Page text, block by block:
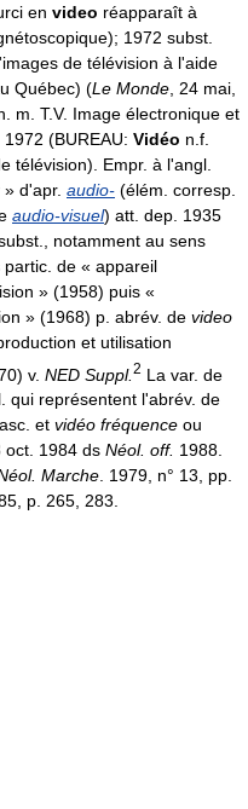
en video réapparaît à
1972 subst.
de télévision à l'aide
Québec) (Le Monde , 24 mai,
m. T.V. Image électronique et
(BUREAU: Vidéo n.f.
télévision). Empr. à l'angl.
d'apr. audio- (élém. corresp.
audio-visuel) att. dep. 1935
notamment au sens
de « appareil
» (1958) puis «
» (1968) p. abrév. de video
et utilisation
v. NED Suppl. 2 La var. de
qui représentent l'abrév. de
et vidéo fréquence ou
oct. 1984 ds Néol. off. 1988.
Marche. 1979, n° 13, pp.
p. 265, 283.